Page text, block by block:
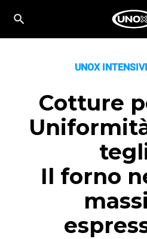
UNOX
Cotture
Il forno